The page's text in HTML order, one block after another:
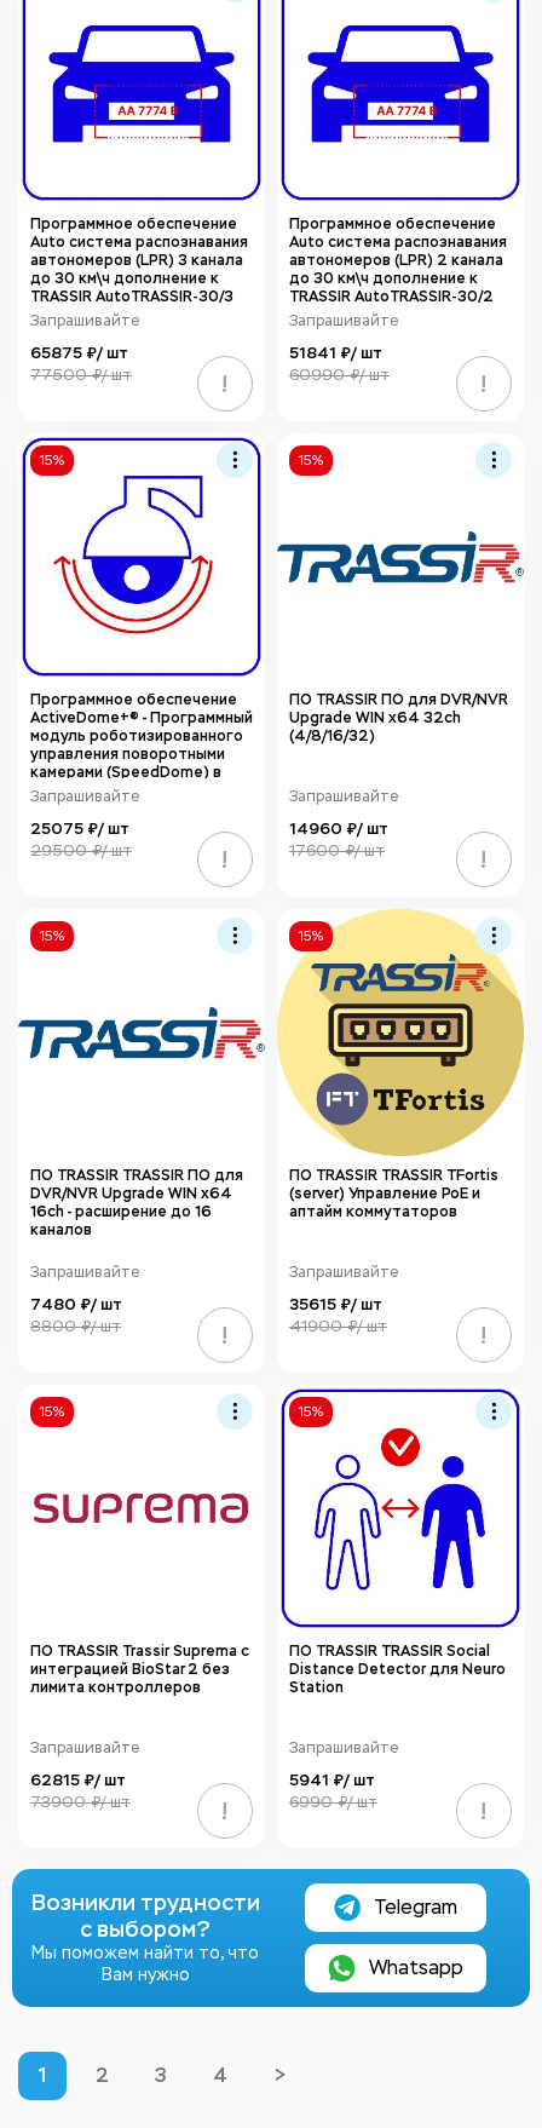
Программное обеспечение
Auto система распознавания
автономеров (LPR) 3 канала
до 30 км\ч дополнение к
TRASSIR AutoTRASSIR-30/3
Запрашивайте
65875 ₽/ шт
77500 ₽/ шт !
Программное обеспечение
Auto система распознавания
автономеров (LPR) 2 канала
до 30 км\ч дополнение к
TRASSIR AutoTRASSIR-30/2
Запрашивайте
51841 ₽/ шт
60990 ₽/ шт !
15%
Программное обеспечение
ActiveDome+® - Программный
модуль роботизированного
управления поворотными
камерами (SpeedDome) в
автоматическом режиме
TRASSIR ActiveDome+
Запрашивайте
25075 ₽/ шт
29500 ₽/ шт !
15%
ПО TRASSIR ПО для DVR/NVR
Upgrade WIN x64 32ch
(4/8/16/32)
Запрашивайте
14960 ₽/ шт
17600 ₽/ шт !
15%
ПО TRASSIR TRASSIR ПО для
DVR/NVR Upgrade WIN x64
16ch - расширение до 16
каналов
Запрашивайте
7480 ₽/ шт
8800 ₽/ шт !
15%
ПО TRASSIR TRASSIR TFortis
(server) Управление PoE и
аптайм коммутаторов
Запрашивайте
35615 ₽/ шт
41900 ₽/ шт !
15%
ПО TRASSIR Trassir Suprema с
интеграцией BioStar 2 без
лимита контроллеров
Запрашивайте
62815 ₽/ шт
73900 ₽/ шт !
15%
ПО TRASSIR TRASSIR Social
Distance Detector для Neuro
Station
Запрашивайте
5941 ₽/ шт
6990 ₽/ шт !
Возникли трудности
с выбором?
Мы поможем найти то, что
Вам нужно
Telegram
Whatsapp
1 2 3 4 >